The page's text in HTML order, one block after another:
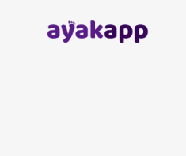
Anasayfa